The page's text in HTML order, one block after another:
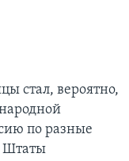
стал, вероятно,
по разные
Штаты